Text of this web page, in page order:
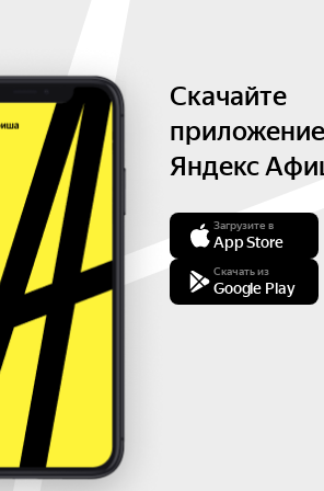
Скачайте
приложение
Яндекс
Загрузите в
App Store
Скачать из
Google Play
350 ₽ в рассылке
Сначала пришлём скидку на билеты,